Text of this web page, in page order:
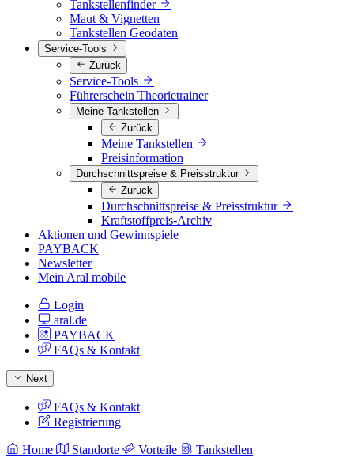
Tankstellenfinder
Maut & Vignetten
Tankstellen Geodaten
Service-Tools
Zurück
Service-Tools
Führerschein Theorietrainer
Meine Tankstellen
Zurück
Meine Tankstellen
Preisinformation
Durchschnittspreise & Preisstruktur
Zurück
Durchschnittspreise & Preisstruktur
Kraftstoffpreis-Archiv
Aktionen und Gewinnspiele
PAYBACK
Newsletter
Mein Aral mobile
Login
aral.de
PAYBACK
FAQs & Kontakt
Next
FAQs & Kontakt
Registrierung
Home Standorte Vorteile Tankstellen